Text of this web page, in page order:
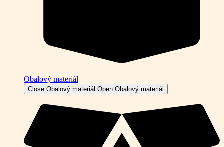
Obalový materiál
Close Obalový materiál Open Obalový materiál